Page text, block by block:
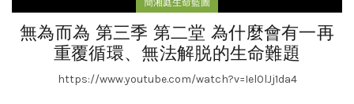
簡湘庭生命藍圖
無為而為 第三季 第二堂 為什麼會有一再
重覆循環、無法解脱的生命難題
https://www.youtube.com/watch?v=Iel0lJj1da4